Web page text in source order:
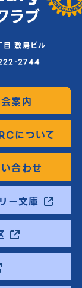
敷島ビル
2744
案内
について
合わせ
ー文庫